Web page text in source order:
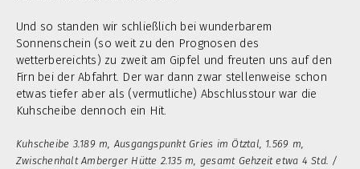
Und so standen wir schließlich bei wunderbarem
Sonnenschein (so weit zu den Prognosen des
wetterbereichts) zu zweit am Gipfel und freuten uns auf den
Firn bei der Abfahrt. Der war dann zwar stellenweise schon
etwas tiefer aber als (vermutliche) Abschlusstour war die
Kuhscheibe dennoch ein Hit.
Kuhscheibe 3.189 m, Ausgangspunkt Gries im Ötztal, 1.569 m,
Zwischenhalt Amberger Hütte 2.135 m, gesamt Gehzeit etwa 4 Std. /